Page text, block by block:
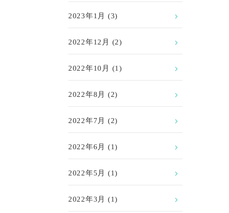
2023年1月 (3)
2022年12月 (2)
2022年10月 (1)
2022年8月 (2)
2022年7月 (2)
2022年6月 (1)
2022年5月 (1)
2022年3月 (1)